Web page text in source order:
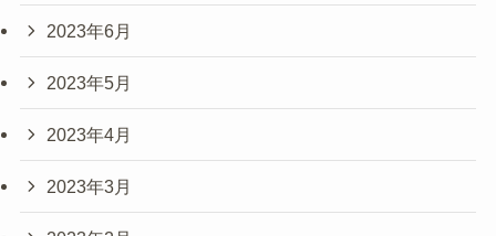
2023年6月
2023年5月
2023年4月
2023年3月